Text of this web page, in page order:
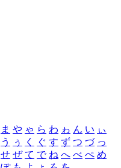
ま や ゃ ら わ ゎ ん い ぃ
う ぅ く ぐ す ず つ づ っ
せ ぜ て で ね へ べ ぺ め